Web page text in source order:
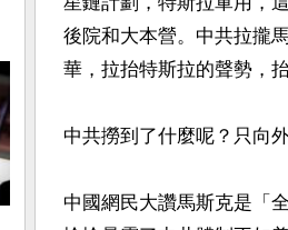
後院和大本營。中共拉攏
華，拉抬特斯拉的聲勢，
中共撈到了什麼呢？只向
中國網民大讚馬斯克是「